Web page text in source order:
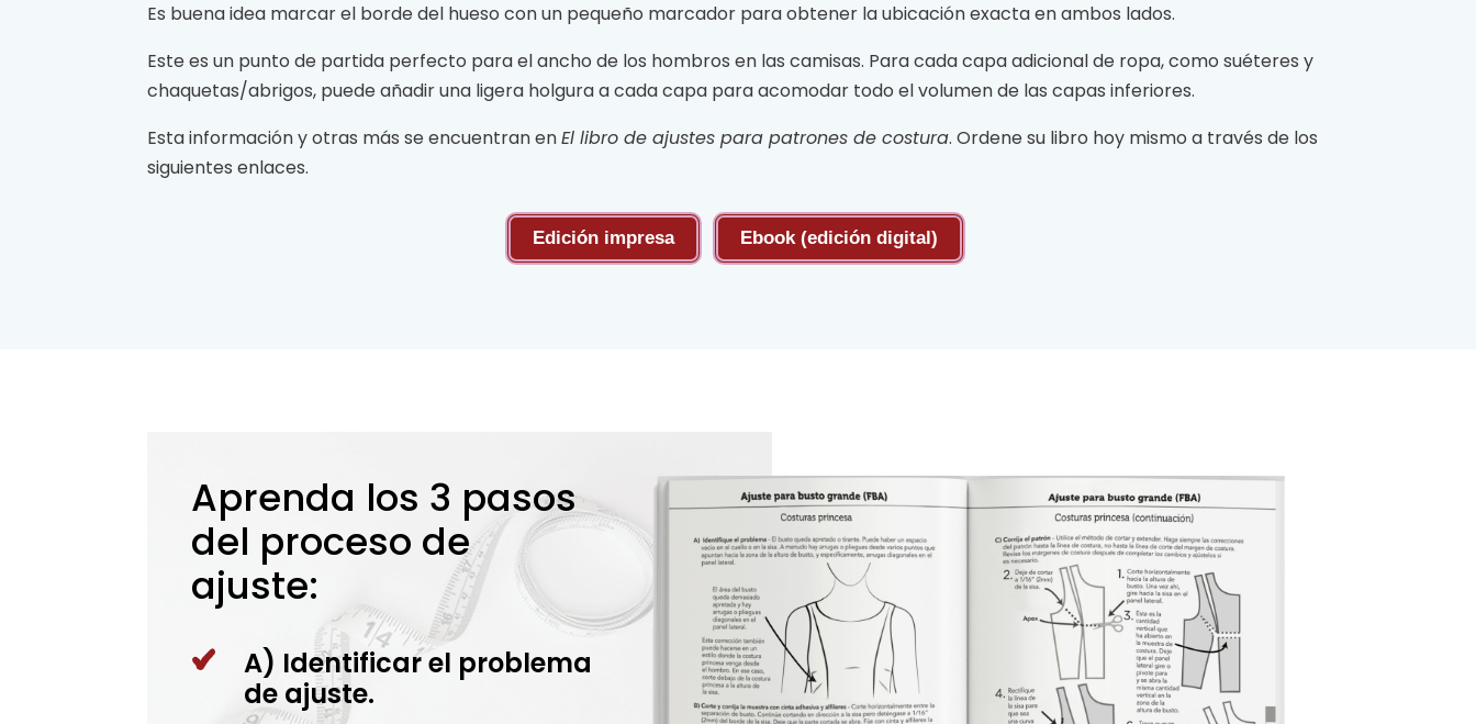
Es buena idea marcar el borde del hueso con un pequeño marcador para obtener la ubicación exacta en ambos lados.
Este es un punto de partida perfecto para el ancho de los hombros en las camisas. Para cada capa adicional de ropa, como suéteres y
chaquetas/abrigos, puede añadir una ligera holgura a cada capa para acomodar todo el volumen de las capas inferiores.
Esta información y otras más se encuentran enEl libro de ajustes para patrones de costura. Ordene su libro hoy mismo a través de los
siguientes enlaces.
Edición impresa Ebook (edición digital)
Aprenda los 3 pasos
del proceso de
ajuste:
A) Identificar el problema
de ajuste.